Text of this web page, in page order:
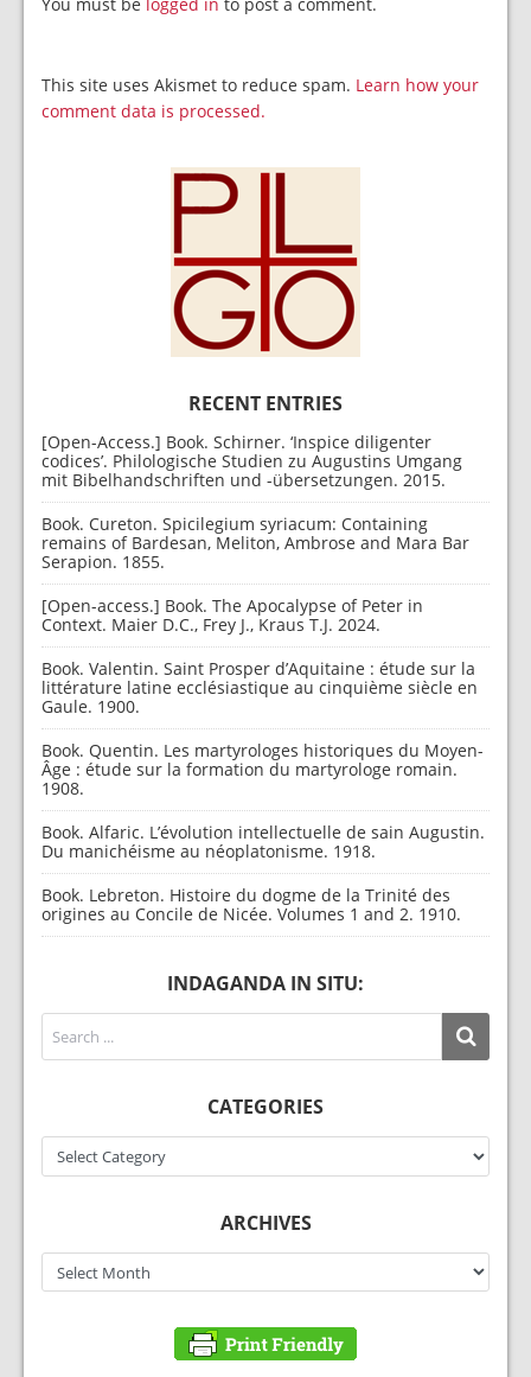
This site uses Akismet to reduce spam. Learn how your
comment data is processed.
RECENT ENTRIES
[Open-Access.] Book. Schirner. ‘Inspice diligenter
codices’. Philologische Studien zu Augustins Umgang
mit Bibelhandschriften und -übersetzungen. 2015.
Book. Cureton. Spicilegium syriacum: Containing
remains of Bardesan, Meliton, Ambrose and Mara Bar
Serapion. 1855.
[Open-access.] Book. The Apocalypse of Peter in
Context. Maier D.C., Frey J., Kraus T.J. 2024.
Book. Valentin. Saint Prosper d’Aquitaine : étude sur la
littérature latine ecclésiastique au cinquième siècle en
Gaule. 1900.
Book. Quentin. Les martyrologes historiques du Moyen-
Âge : étude sur la formation du martyrologe romain.
1908.
Book. Alfaric. L’évolution intellectuelle de sain Augustin.
Du manichéisme au néoplatonisme. 1918.
Book. Lebreton. Histoire du dogme de la Trinité des
origines au Concile de Nicée. Volumes 1 and 2. 1910.
INDAGANDA IN SITU:
CATEGORIES
Categories
ARCHIVES
Archives